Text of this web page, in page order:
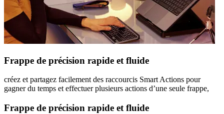
Frappe de précision rapide et fluide
créez et partagez facilement des raccourcis Smart Actions pour
gagner du temps et effectuer plusieurs actions d’une seule frappe,
Frappe de précision rapide et fluide